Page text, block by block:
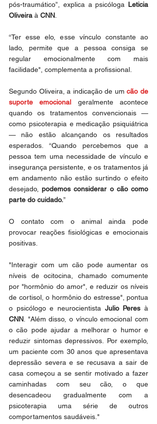
pós-traumático”, explica a psicóloga Leticia
Oliveira à CNN.
“Ter esse elo, esse vínculo constante ao
lado, permite que a pessoa consiga se
regular emocionalmente com mais
facilidade", complementa a profissional.
Segundo Oliveira, a indicação de um cão de
suporte emocional geralmente acontece
quando os tratamentos convencionais —
como psicoterapia e medicação psiquiátrica
— não estão alcançando os resultados
esperados. “Quando percebemos que a
pessoa tem uma necessidade de vínculo e
insegurança persistente, e os tratamentos já
em andamento não estão surtindo o efeito
desejado, podemos considerar o cão como
parte do cuidado.”
O contato com o animal ainda pode
provocar reações fisiológicas e emocionais
positivas.
"Interagir com um cão pode aumentar os
níveis de ocitocina, chamado comumente
por "hormônio do amor", e reduzir os níveis
de cortisol, o hormônio do estresse", pontua
o psicólogo e neurocientista Julio Peres
CNN. "Além disso, o vínculo emocional com
o cão pode ajudar a melhorar o humor e
reduzir sintomas depressivos. Por exemplo,
um paciente com 30 anos que apresentava
depressão severa e se recusava a sair de
casa começou a se sentir motivado a fazer
caminhadas com seu cão, o que
desencadeou gradualmente com a
psicoterapia uma série de outros
comportamentos saudáveis."